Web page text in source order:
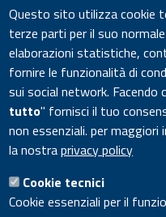
genome sequence
fleshy fruit evolution.
Alessandrini, F.
,
Passerini S.
(2006).
electrolytes for high
storage devices
ECS
Visualizza la produzione
Questo sito utilizza cookie
terze parti per il suo
elaborazioni statistiche,
fornire le funzionalità di
sui social network. Facendo
tutto" fornisci il tuo
non essenziali. per
la nostraprivacy policy
Cookie tecnici
Cookie essenziali per il